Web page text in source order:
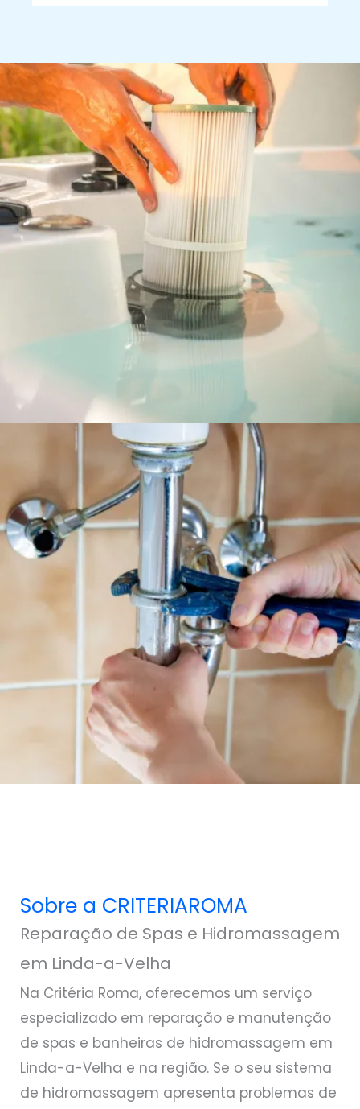
Sobre a CRITERIAROMA
Reparação de Spas e Hidromassagem
em Linda-a-Velha
Na Critéria Roma, oferecemos um serviço
especializado em reparação e manutenção
de spas e banheiras de hidromassagem em
Linda-a-Velha e na região. Se o seu sistema
de hidromassagem apresenta problemas de